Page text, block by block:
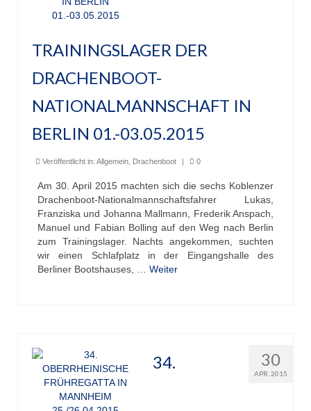
TRAININGSLAGER DER
DRACHENBOOT-
NATIONALMANNSCHAFT IN
BERLIN 01.-03.05.2015
Veröffentlicht in: Allgemein Drachenboot | 0
Am 30. April 2015 machten sich die sechs Koblenzer
Drachenboot-Nationalmannschaftsfahrer Lukas,
Franziska und Johanna Mallmann, Frederik Anspach,
Manuel und Fabian Bolling auf den Weg nach Berlin
zum Trainingslager. Nachts angekommen, suchten
wir einen Schlafplatz in der Eingangshalle des
Berliner Bootshauses, … Weiter
30
APR. 2015
34.